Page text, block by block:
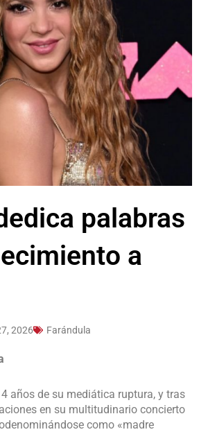
palabras
a
2026 Farándula
años de su mediática ruptura, y tras
en su multitudinario concierto
como «madre